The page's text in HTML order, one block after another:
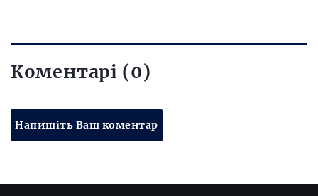
Коментарі (0)
Напишіть Ваш коментар